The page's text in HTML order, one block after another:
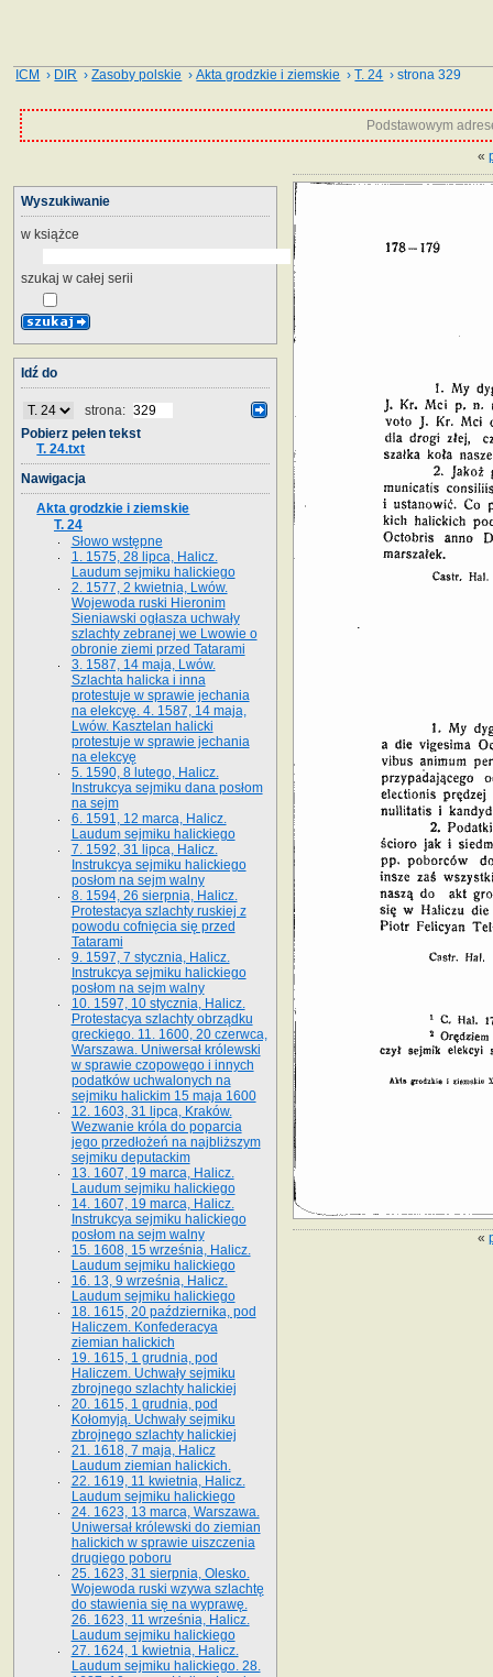
ICM › DIR ›Zasoby polskie ›Akta grodzkie i ziemskie ›T. 24 › strona 329
Podstawowym
«
«
Wyszukiwanie
w książce
szukaj w całej serii
Idź do
strona:
Pobierz pełen tekst
T. 24.txt
Nawigacja
Akta grodzkie i ziemskie
T. 24
Słowo wstępne
1. 1575, 28 lipca, Halicz.
Laudum sejmiku halickiego
2. 1577, 2 kwietnia, Lwów.
Wojewoda ruski Hieronim
Sieniawski ogłasza uchwały
szlachty zebranej we Lwowie o
obronie ziemi przed Tatarami
3. 1587, 14 maja, Lwów.
Szlachta halicka i inna
protestuje w sprawie jechania
na elekcyę. 4. 1587, 14 maja,
Lwów. Kasztelan halicki
protestuje w sprawie jechania
na elekcyę
5. 1590, 8 lutego, Halicz.
Instrukcya sejmiku dana posłom
na sejm
6. 1591, 12 marca, Halicz.
Laudum sejmiku halickiego
7. 1592, 31 lipca, Halicz.
Instrukcya sejmiku halickiego
posłom na sejm walny
8. 1594, 26 sierpnia, Halicz.
Protestacya szlachty ruskiej z
powodu cofnięcia się przed
Tatarami
9. 1597, 7 stycznia, Halicz.
Instrukcya sejmiku halickiego
posłom na sejm walny
10. 1597, 10 stycznia, Halicz.
Protestacya szlachty obrządku
greckiego. 11. 1600, 20 czerwca,
Warszawa. Uniwersał królewski
w sprawie czopowego i innych
podatków uchwalonych na
sejmiku halickim 15 maja 1600
12. 1603, 31 lipca, Kraków.
Wezwanie króla do poparcia
jego przedłożeń na najbliższym
sejmiku deputackim
13. 1607, 19 marca, Halicz.
Laudum sejmiku halickiego
14. 1607, 19 marca, Halicz.
Instrukcya sejmiku halickiego
posłom na sejm walny
15. 1608, 15 września, Halicz.
Laudum sejmiku halickiego
16. 13, 9 września, Halicz.
Laudum sejmiku halickiego
18. 1615, 20 października, pod
Haliczem. Konfederacya
ziemian halickich
19. 1615, 1 grudnia, pod
Haliczem. Uchwały sejmiku
zbrojnego szlachty halickiej
20. 1615, 1 grudnia, pod
Kołomyją. Uchwały sejmiku
zbrojnego szlachty halickiej
21. 1618, 7 maja, Halicz
Laudum ziemian halickich.
22. 1619, 11 kwietnia, Halicz.
Laudum sejmiku halickiego
24. 1623, 13 marca, Warszawa.
Uniwersał królewski do ziemian
halickich w sprawie uiszczenia
drugiego poboru
25. 1623, 31 sierpnia, Olesko.
Wojewoda ruski wzywa szlachtę
do stawienia się na wyprawę.
26. 1623, 11 września, Halicz.
Laudum sejmiku halickiego
27. 1624, 1 kwietnia, Halicz.
Laudum sejmiku halickiego. 28.